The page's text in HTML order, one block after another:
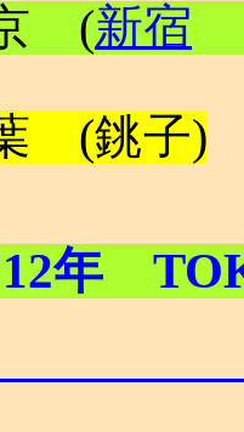
(新宿
(銚子)
年